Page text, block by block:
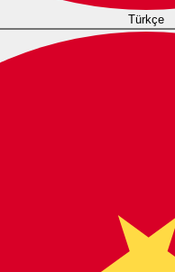
Türkçe